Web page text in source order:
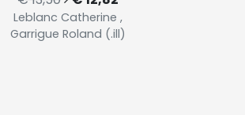
Leblanc Catherine ,
Garrigue Roland (.ill)